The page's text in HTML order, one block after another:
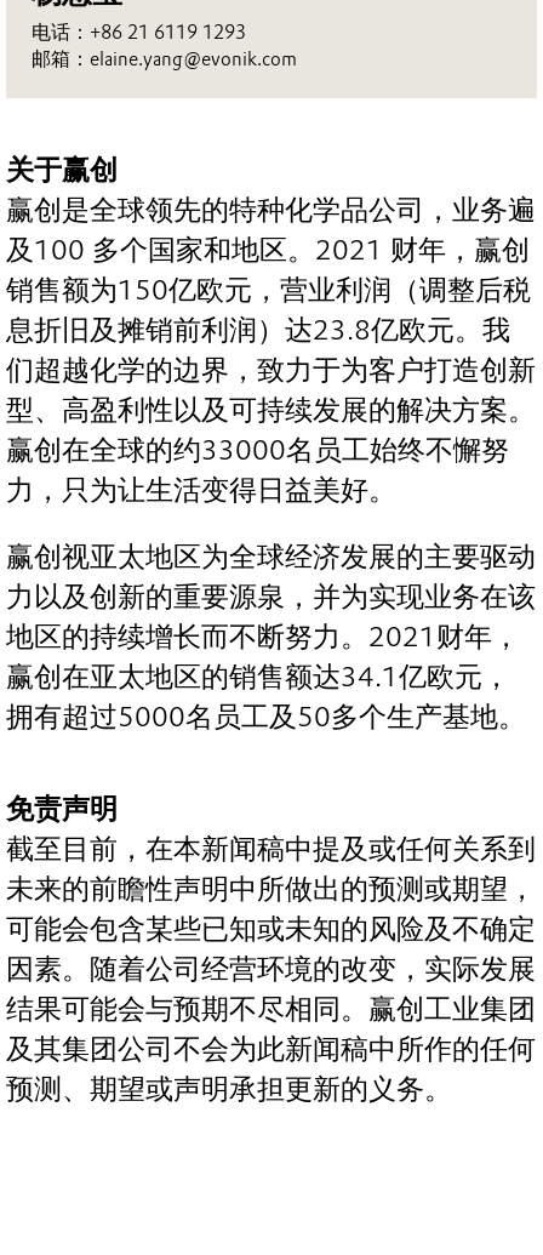
电话：+86 21 6119 1293
邮箱：elaine.yang@evonik.com
关于赢创
赢创是全球领先的特种化学品公司，业务遍
及100 多个国家和地区。2021 财年，赢创
销售额为150亿欧元，营业利润（调整后税
息折旧及摊销前利润）达23.8亿欧元。我
们超越化学的边界，致力于为客户打造创新
型、高盈利性以及可持续发展的解决方案。
赢创在全球的约33000名员工始终不懈努
力，只为让生活变得日益美好。
赢创视亚太地区为全球经济发展的主要驱动
力以及创新的重要源泉，并为实现业务在该
地区的持续增长而不断努力。2021财年，
赢创在亚太地区的销售额达34.1亿欧元，
拥有超过5000名员工及50多个生产基地。
免责声明
截至目前，在本新闻稿中提及或任何关系到
未来的前瞻性声明中所做出的预测或期望，
可能会包含某些已知或未知的风险及不确定
因素。随着公司经营环境的改变，实际发展
结果可能会与预期不尽相同。赢创工业集团
及其集团公司不会为此新闻稿中所作的任何
预测、期望或声明承担更新的义务。